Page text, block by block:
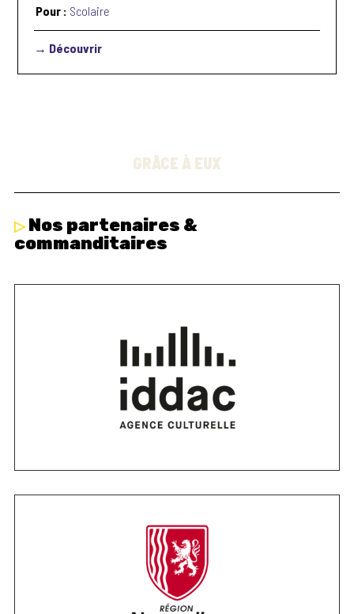
Pour : Scolaire
→ Découvrir
GRÂCE À EUX
Nos partenaires &
commanditaires